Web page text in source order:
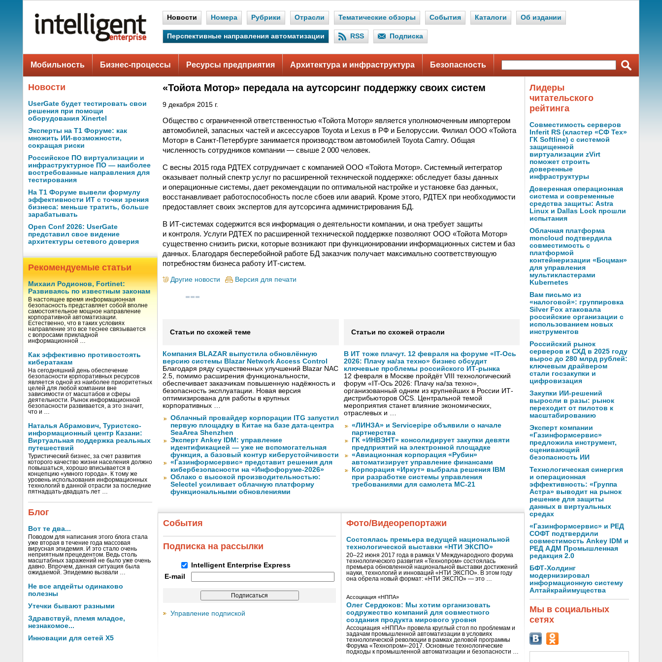
Новости Номера Рубрики Отрасли Тематические обзоры События Каталоги Об издании
Перспективные направления автоматизации RSS Подписка
Мобильность Бизнес-процессы Ресурсы предприятия Архитектура и инфраструктура Безопасность
Новости
UserGate будет тестировать свои
решения при помощи
оборудования Xinertel
Эксперты на Т1 Форуме: как
множить ИИ-возможности,
сокращая риски
Российское ПО виртуализации и
инфраструктурное ПО — наиболее
востребованные направления для
тестирования
На Т1 Форуме вывели формулу
эффективности ИТ с точки зрения
бизнеса: меньше тратить, больше
зарабатывать
Open Conf 2026: UserGate
представил свое видение
архитектуры сетевого доверия
Рекомендуемые статьи
Михаил Родионов, Fortinet:
Развиваясь по известным законам
В настоящее время информационная
безопасность представляет собой вполне
самостоятельное мощное направление
корпоративной автоматизации.
Естественно, что в таких условиях
направление это все теснее связывается
с вопросами прикладной
информационной …
Как эффективно противостоять
кибератакам
На сегодняшний день обеспечение
безопасности корпоративных ресурсов
является одной из наиболее приоритетных
целей для любой компании вне
зависимости от масштабов и сферы
деятельности. Рынок информационной
безопасности развивается, а это значит,
что и …
Наталья Абрамович, Туристско-
информационный центр Казани:
Виртуальная поддержка реальных
путешествий
Туристический бизнес, за счет развития
которого качество жизни населения должно
повышаться, хорошо вписывается в
концепцию «умного города». К тому же
уровень использования информационных
технологий в данной отрасли за последние
пятнадцать-двадцать лет …
Блог
Вот те два...
Поводом для написания этого блога стала
уже вторая в течение года массовая
вирусная эпидемия. И это стало очень
неприятным прецедентом. Ведь столь
масштабных заражений не было уже очень
давно. Впрочем, данная ситуация была
ожидаемой. Эпидемию вызвали …
Не все апдейты одинаково
полезны
Утечки бывают разными
Здравствуй, племя младое,
незнакомое...
Инновации для сетей X5
«Тойота Мотор» передала на аутсорсинг поддержку своих систем
9 декабря 2015 г.
Общество с ограниченной ответственностью «Тойота Мотор» является уполномоченным импортером
автомобилей, запасных частей и аксессуаров Toyota и Lexus в РФ и Белоруссии. Филиал ООО «Тойота
Мотор» в Санкт-Петербурге занимается производством автомобилей Toyota Camry. Общая
численность сотрудников компании — свыше 2 000 человек.
С весны 2015 года РДТЕХ сотрудничает с компанией ООО «Тойота Мотор». Системный интегратор
оказывает полный спектр услуг по расширенной технической поддержке: обследует базы данных
и операционные системы, дает рекомендации по оптимальной настройке и установке баз данных,
восстанавливает работоспособность после сбоев или аварий. Кроме этого, РДТЕХ при необходимости
предоставляет своих экспертов для аутсорсинга администрирования БД.
В ИТ-системах содержится вся информация о деятельности компании, и она требует защиты
и контроля. Услуги РДТЕХ по расширенной технической поддержке позволяют ООО «Тойота Мотор»
существенно снизить риски, которые возникают при функционировании информационных систем и баз
данных. Благодаря бесперебойной работе БД заказчик получает максимально соответствующую
потребностям бизнеса работу ИТ-систем.
Другие новости Версия для печати
Статьи по схожей теме
Компания BLAZAR выпустила обновлённую
версию системы Blazar Network Access Control
Благодаря ряду существенных улучшений Blazar NAC
2.5, помимо расширения функциональности,
обеспечивает заказчикам повышенную надёжность и
безопасность эксплуатации. Новая версия
оптимизирована для работы в крупных
корпоративных …
Облачный провайдер корпорации ITG запустил
первую площадку в Китае на базе дата-центра
SeaArea Shenzhen
Эксперт Ankey IDM: управление
идентификацией — уже не вспомогательная
функция, а базовый контур киберустойчивости
«Газинформсервис» представит решения для
кибербезопасности на «Инфофоруме-2026»
Облако с высокой производительностью:
Selectel усиливает облачную платформу
функциональными обновлениями
Статьи по схожей отрасли
В ИТ тоже плачут. 12 февраля на форуме «IT-Ось
2026: Плачу на/за техно» бизнес обсудит
ключевые проблемы российского ИТ-рынка
12 февраля в Москве пройдёт VIII технологический
форум «IT-Ось 2026: Плачу на/за техно»,
организованный одним из крупнейших в России ИТ-
дистрибьюторов OCS. Центральной темой
мероприятия станет влияние экономических,
отраслевых и …
«ЛИНЗА» и Servicepipe объявили о начале
партнерства
ГК «ИНВЭНТ» консолидирует закупки девяти
предприятий на электронной площадке
«Авиационная корпорация «Рубин»
автоматизирует управление финансами
Корпорация «Иркут» выбрала решения IBM
при разработке системы управления
требованиями для самолета МС-21
События
Подписка на рассылки
Intelligent Enterprise Express
E-mail
Управление подпиской
Фото/Видеорепортажи
Состоялась премьера ведущей национальной
технологической выставки «НТИ ЭКСПО»
20–22 июня 2017 года в рамках V Международного форума
технологического развития «Технопром» состоялась
премьера обновленной национальной выставки достижений
науки, технологий и инноваций «НТИ ЭКСПО». В этом году
она обрела новый формат: «НТИ ЭКСПО» — это …
Ассоциация «НППА»
Олег Сердюков: Мы хотим организовать
содружество компаний для совместного
создания продукта мирового уровня
Ассоциация «НППА» провела круглый стол по проблемам и
задачам промышленной автоматизации в условиях
технологической революции в рамках деловой программы
Форума «Технопром»-2017. Основные технологические
подходы к промышленной автоматизации и безопасности …
Лидеры
читательского
рейтинга
Совместимость серверов
Inferit RS (кластер «СФ Тех»
ГК Softline) с системой
защищенной
виртуализации zVirt
поможет строить
доверенные
инфраструктуры
Доверенная операционная
система и современные
средства защиты: Astra
Linux и Dallas Lock прошли
испытания
Облачная платформа
moncloud подтвердила
совместимость с
платформой
контейнеризации «Боцман»
для управления
мультикластерами
Kubernetes
Вам письмо из
«налоговой»: группировка
Silver Fox атаковала
российские организации с
использованием новых
инструментов
Российский рынок
серверов и СХД в 2025 году
вырос до 280 млрд рублей:
ключевым драйвером
стали госзакупки и
цифровизация
Закупки ИИ-решений
выросли в разы: рынок
переходит от пилотов к
масштабированию
Эксперт компании
«Газинформсервис»
предложила инструмент,
оценивающий
безопасность ИИ
Технологическая синергия
и операционная
эффективность: «Группа
Астра» выводит на рынок
решение для защиты
данных в виртуальных
средах
«Газинформсервис» и РЕД
СОФТ подтвердили
совместимость Ankey IDM и
РЕД АДМ Промышленная
редакция 2.0
БФТ-Холдинг
модернизировал
информационную систему
Алтайкрайимущества
Мы в социальных
сетях